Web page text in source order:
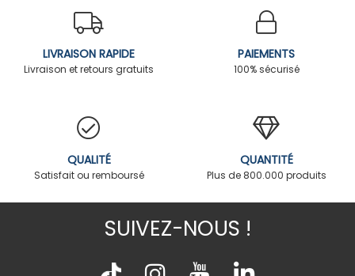
LIVRAISON RAPIDE
Livraison et retours gratuits
PAIEMENTS
100% sécurisé
QUALITÉ
Satisfait ou remboursé
QUANTITÉ
Plus de 800.000 produits
SUIVEZ-NOUS !